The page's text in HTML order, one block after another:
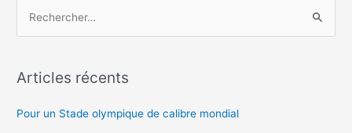
Articles récents
Pour un Stade olympique de calibre mondial